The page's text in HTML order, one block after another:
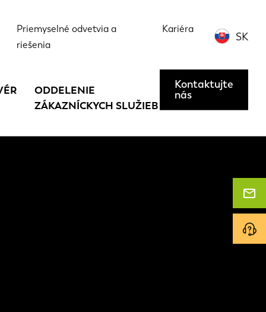
Priemyselné odvetvia a
riešenia
Kariéra
SK
ODDELENIE
ZÁKAZNÍCKYCH SLUŽIEB
Kontaktujte
nás